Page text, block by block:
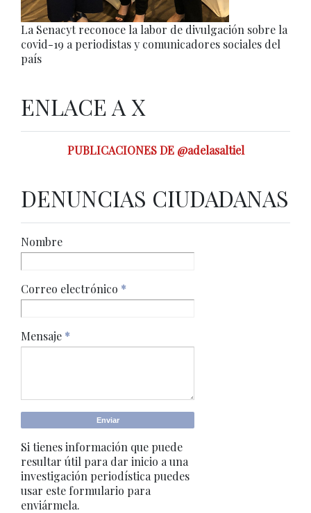
La Senacyt reconoce la labor de divulgación sobre la
covid-19 a periodistas y comunicadores sociales del
país
ENLACE A X
PUBLICACIONES DE @adelasaltiel
DENUNCIAS CIUDADANAS
Nombre
Correo electrónico *
Mensaje *
Si tienes información que puede
resultar útil para dar inicio a una
investigación periodística puedes
usar este formulario para
enviármela.